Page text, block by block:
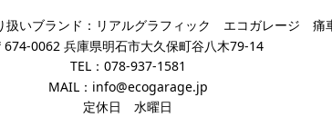
扱いブランド：リアルグラフィック エコガレージ 痛
674-0062 兵庫県明石市大久保町谷八木79-14
TEL： 078-937-1581
MAIL： info@ecogarage.jp
定休日 水曜日